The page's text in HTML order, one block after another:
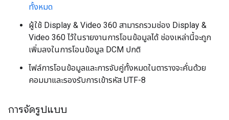
ทั้งหมด
ผู้ใช้ Display & Video 360 สามารถรวมช่อง Display &
Video 360 ไว้ในรายงานการโอนข้อมูลได้ ช่องเหล่านี้จะถูก
เพิ่มลงในการโอนข้อมูล DCM ปกติ
ไฟล์การโอนข้อมูลและการจับคู่ทั้งหมดในตารางจะคั่นด้วย
คอมมาและรองรับการเข้ารหัส UTF-8
การจัดรูปแบบ